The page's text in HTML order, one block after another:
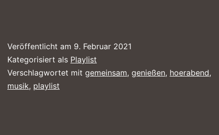
Veröffentlicht am 9. Februar 2021
Kategorisiert als Playlist
Verschlagwortet mit gemeinsam, genießen, hoerabend,
musik, playlist